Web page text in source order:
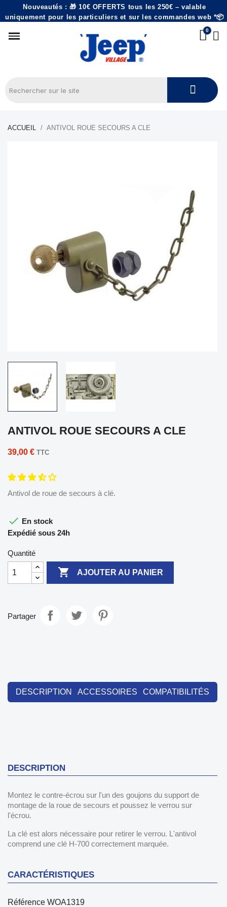
Nouveautés : 🎁 10€ OFFERTS tous les 250€ – valable
uniquement pour les particuliers et sur les commandes web *📦
ACCUEIL ANTIVOL ROUE SECOURS A CLE
ANTIVOL ROUE SECOURS A CLE
39,00 € TTC
Antivol de roue de secours à clé.
 En stock
Expédié sous 24h
Quantité
 AJOUTER AU PANIER
Partager
DESCRIPTION ACCESSOIRES COMPATIBILITÉS
DESCRIPTION
Montez le contre-écrou sur l'un des goujons du support de
montage de la roue de secours et poussez le verrou sur
l'écrou.
La clé est alors nécessaire pour retirer le verrou. L'antivol
comprend une clé H-700 correctement marquée.
CARACTÉRISTIQUES
Référence WOA1319